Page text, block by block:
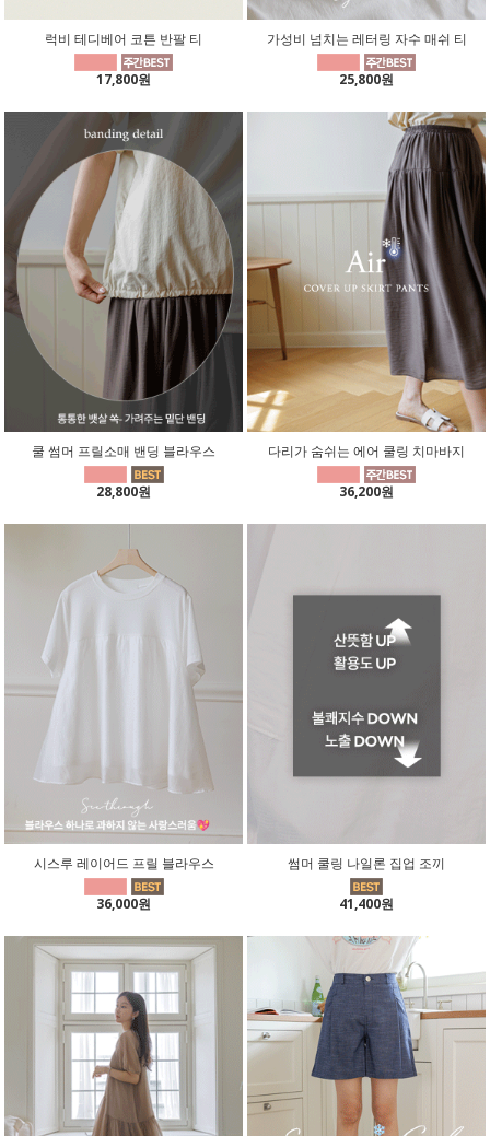
럭비 테디베어 코튼 반팔 티
17,800원
가성비 넘치는 레터링 자수 매쉬 티
25,800원
쿨 썸머 프릴소매 밴딩 블라우스
28,800원
다리가 숨쉬는 에어 쿨링 치마바지
36,200원
시스루 레이어드 프릴 블라우스
36,000원
썸머 쿨링 나일론 집업 조끼
41,400원